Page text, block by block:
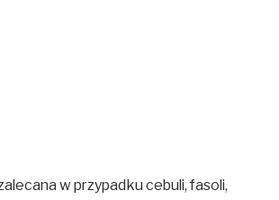
w przypadku cebuli, fasoli,